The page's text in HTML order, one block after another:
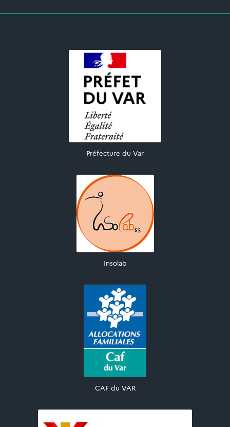
Préfecture du Var
Insolab
CAF du VAR